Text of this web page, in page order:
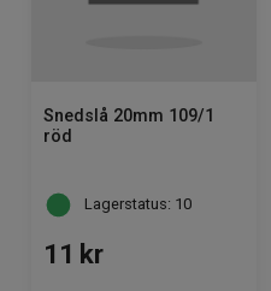
Snedslå 20mm 109/1
röd
Lagerstatus: 10
11 kr